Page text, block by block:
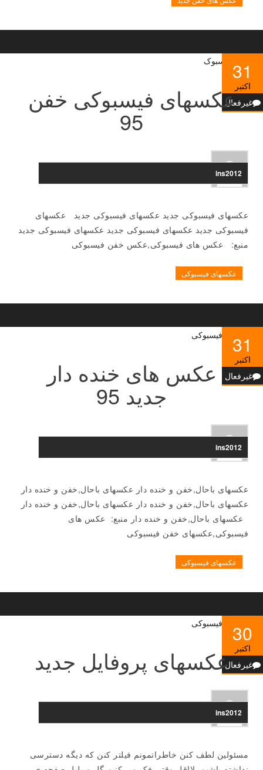
31
اکتبر
غیرفعالعکسهای فیسبوکی خفن
95
ins2012
عکسهای فیسبوکی جدید عکسهای فیسبوکی جدید عکسهای
فیسبوکی جدید عکسهای فیسبوکی جدید عکسهای فیسبوکی جدید
منبع: عکس های فیسبوکی,عکس خفن فیسبوکی
عکسهای فیسبوکی
31
اکتبر
غیرفعال
عکس های خنده دار
جدید 95
ins2012
عکسهای باحال,خفن و خنده دار عکسهای باحال,خفن و خنده دار
عکسهای باحال,خفن و خنده دار عکسهای باحال,خفن و خنده دار
عکسهای باحال,خفن و خنده دار منبع: عکس های
فیسبوکی,عکسهای خفن فیسبوکی
عکسهای فیسبوکی
30
اکتبر
غیرفعالعکسهای پروفایل جدید
ins2012
مسئولین لطف کنن خاطراتمونم فیلتر کنن که دیگه دسترسی